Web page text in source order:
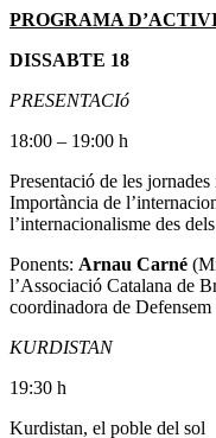
PROGRAMA
DISSABTE 18
PRESENTACIó
18:00 – 19:00 h
Presentació de les
Importància de
l’internacionalisme des
Ponents: Arnau Carné
l’Associació Catalana de
coordinadora de
KURDISTAN
19:30 h
Kurdistan, el poble del sol